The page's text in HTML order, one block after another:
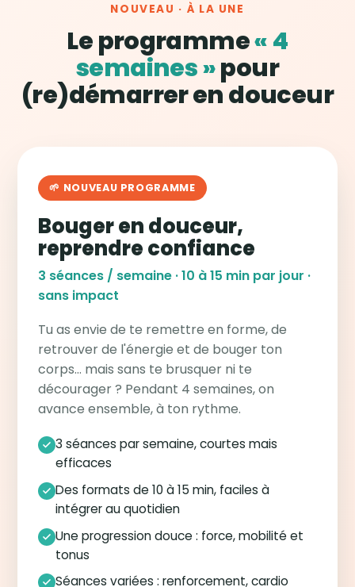
NOUVEAU · À LA UNE
Le programme« 4
semaines »pour
(re)démarrer en douceur
🌱 NOUVEAU PROGRAMME
Bouger en douceur,
reprendre confiance
3 séances / semaine · 10 à 15 min par jour ·
sans impact
Tu as envie de te remettre en forme, de
retrouver de l'énergie et de bouger ton
corps… mais sans te brusquer ni te
décourager ? Pendant 4 semaines, on
avance ensemble, à ton rythme.
3 séances par semaine, courtes mais
efficaces
Des formats de 10 à 15 min, faciles à
intégrer au quotidien
Une progression douce : force, mobilité et
tonus
Séances variées : renforcement, cardio